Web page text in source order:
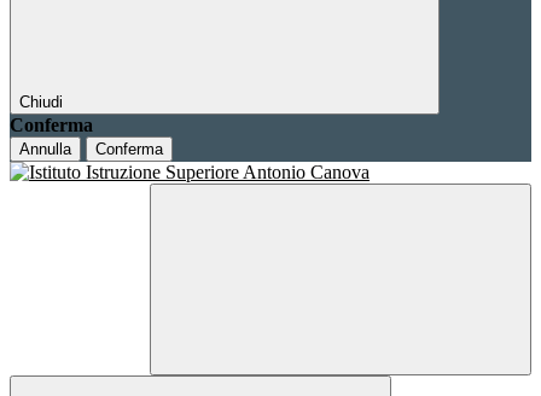
Chiudi
Conferma
Annulla Conferma